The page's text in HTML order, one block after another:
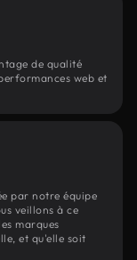
de qualité
web et
par notre équipe
veillons à ce
marques
et qu'elle soit